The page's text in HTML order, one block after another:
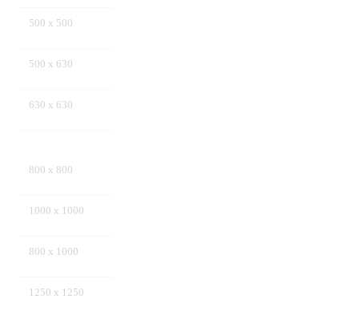
500 x 500
500 x 630
630 x 630
800 x 800
1000 x 1000
800 x 1000
1250 x 1250